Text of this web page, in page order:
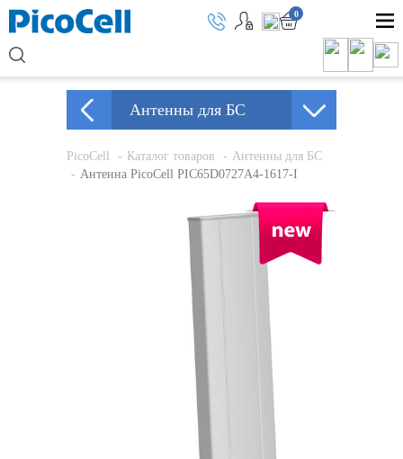
0
Антенны для БС
PicoCell Каталог товаров
Антенны для БС
Антенна PicoCell PIC65D0727A4-1617-I